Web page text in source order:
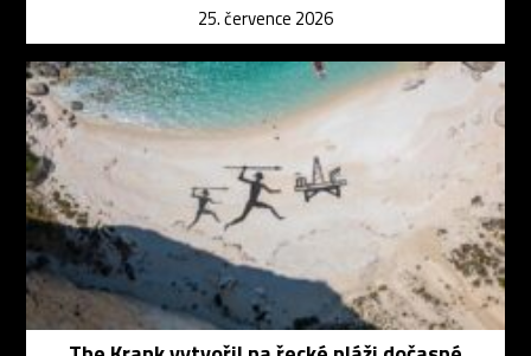
25. července 2026